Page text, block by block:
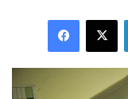
Facebook
X